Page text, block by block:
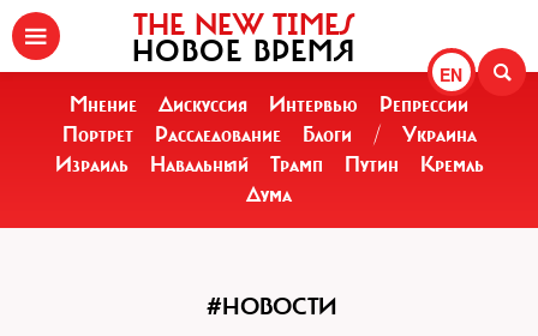
EN
THE NEW TIMES
НОВОЕ ВРЕМЯ
Мнение Дискуссия Интервью
Репрессии
Портрет
Расследование Блоги /
Украина
Израиль
Навальный Трамп Путин
Кремль
Дума
#НОВОСТИ